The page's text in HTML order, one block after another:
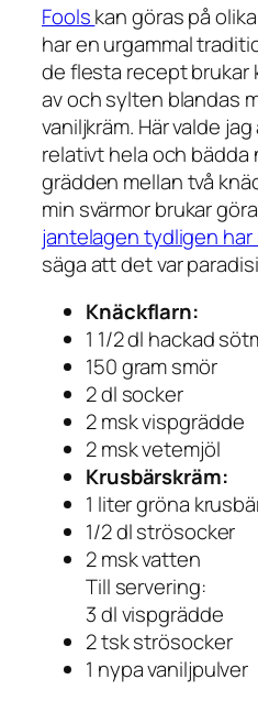
Foolskan göras på
har en urgammal
de flesta recept brukar
av och sylten blandas
vaniljkräm. Här valde
relativt hela och bädda
grädden mellan två
min svärmor brukar
jantelagen tydligen
säga att det var
Knäckflarn:
1 1/2 dl hackad
150 gram smör
2 dl socker
2 msk vispgrädde
2 msk vetemjöl
Krusbärskräm:
1 liter gröna
1/2 dl strösocker
2 msk vatten
Till servering:
3 dl vispgrädde
2 tsk strösocker
1 nypa vaniljpulver